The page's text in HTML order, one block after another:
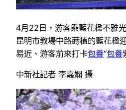
4月22日，游客乘藍花楹不雅
昆明市教場中路蒔植的藍花楹
易近、游客前來打卡包養“包養
中新社記者 李嘉嫻 攝